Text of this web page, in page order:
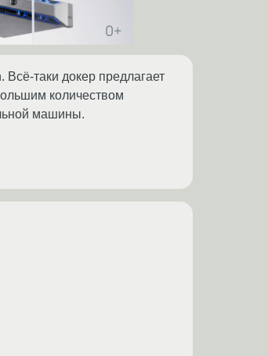
таки докер предлагает
количеством
машины.